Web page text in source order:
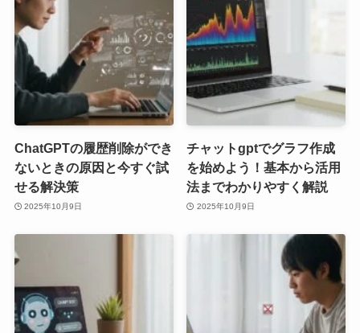
ChatGPTの履歴削除ができ
ないときの原因と今すぐ試
せる解決策
2025年10月9日
チャットgptでグラフ作成
を始めよう！基本から活用
法までわかりやすく解説
2025年10月9日